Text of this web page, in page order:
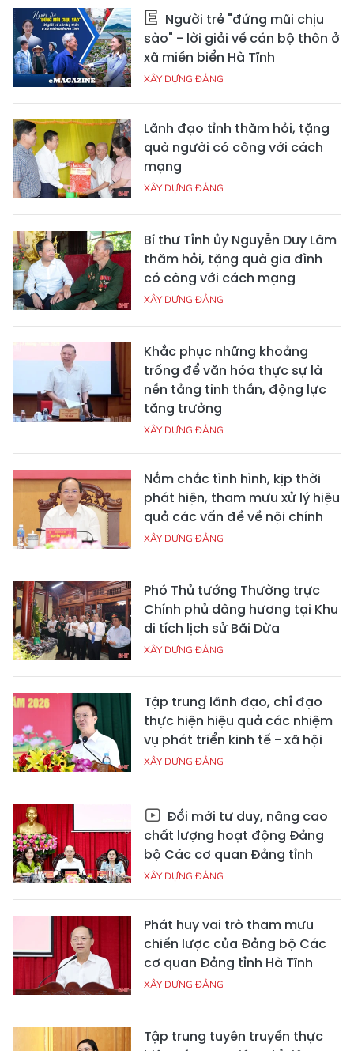
Người trẻ "đứng mũi chịu
sào" - lời giải về cán bộ thôn ở
xã miền biển Hà Tĩnh
XÂY DỰNG ĐẢNG
Lãnh đạo tỉnh thăm hỏi, tặng
quà người có công với cách
mạng
XÂY DỰNG ĐẢNG
Bí thư Tỉnh ủy Nguyễn Duy Lâm
thăm hỏi, tặng quà gia đình
có công với cách mạng
XÂY DỰNG ĐẢNG
Khắc phục những khoảng
trống để văn hóa thực sự là
nền tảng tinh thần, động lực
tăng trưởng
XÂY DỰNG ĐẢNG
Nắm chắc tình hình, kịp thời
phát hiện, tham mưu xử lý hiệu
quả các vấn đề về nội chính
XÂY DỰNG ĐẢNG
Phó Thủ tướng Thường trực
Chính phủ dâng hương tại Khu
di tích lịch sử Bãi Dừa
XÂY DỰNG ĐẢNG
Tập trung lãnh đạo, chỉ đạo
thực hiện hiệu quả các nhiệm
vụ phát triển kinh tế - xã hội
XÂY DỰNG ĐẢNG
Đổi mới tư duy, nâng cao
chất lượng hoạt động Đảng
bộ Các cơ quan Đảng tỉnh
XÂY DỰNG ĐẢNG
Phát huy vai trò tham mưu
chiến lược của Đảng bộ Các
cơ quan Đảng tỉnh Hà Tĩnh
XÂY DỰNG ĐẢNG
Tập trung tuyên truyền thực